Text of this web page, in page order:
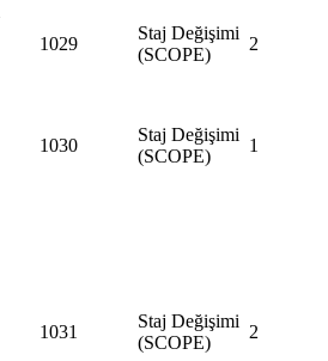
1029
Staj Değişimi
(SCOPE)
2
1030
Staj Değişimi
(SCOPE)
1
1031
Staj Değişimi
(SCOPE)
2